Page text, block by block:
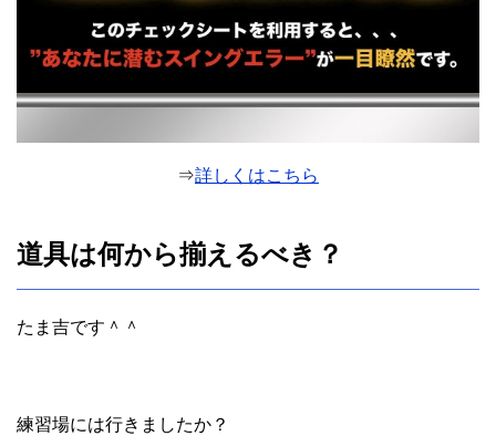
⇒詳しくはこちら
道具は何から揃えるべき？
たま吉です＾＾
練習場には行きましたか？